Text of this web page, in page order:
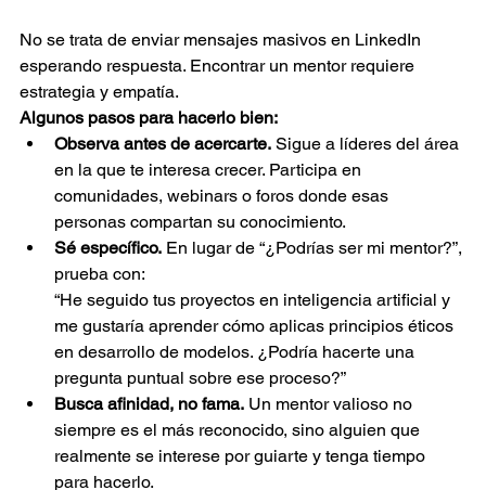
No se trata de enviar mensajes masivos en LinkedIn
esperando respuesta. Encontrar un mentor requiere
estrategia y empatía.
Algunos pasos para hacerlo bien:
Observa antes de acercarte. Sigue a líderes del área
en la que te interesa crecer. Participa en
comunidades, webinars o foros donde esas
personas compartan su conocimiento.
Sé específico. En lugar de “¿Podrías ser mi mentor?”,
prueba con:
“He seguido tus proyectos en inteligencia artificial y
me gustaría aprender cómo aplicas principios éticos
en desarrollo de modelos. ¿Podría hacerte una
pregunta puntual sobre ese proceso?”
Busca afinidad, no fama. Un mentor valioso no
siempre es el más reconocido, sino alguien que
realmente se interese por guiarte y tenga tiempo
para hacerlo.